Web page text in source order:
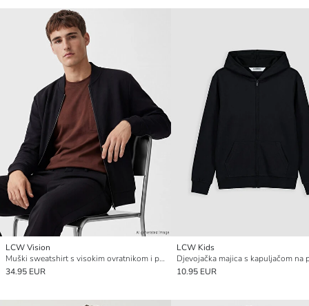
LCW Vision
Muški sweatshirt s visokim ovratnikom i patentom
34.95 EUR
LCW Kids
10.95 EUR